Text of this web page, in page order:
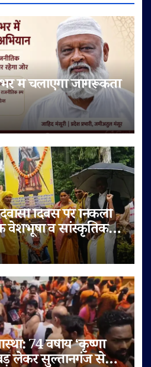
में चलाएगा जागरूकता
दिवस पर निकली
वेशभूषा व सांस्कृतिक
74 वर्षीय ‘कृष्णा
लेकर सुल्तानगंज से